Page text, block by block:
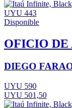
UYU 443
Disponible
OFICIO DE
DIEGO
UYU 590
UYU 501,50